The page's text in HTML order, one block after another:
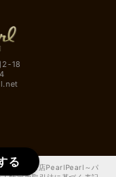
2-18
雑貨のお店PearlPearl～パ
る